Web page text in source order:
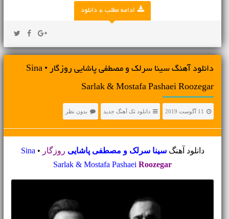
ادامه مطلب + دانلود
دانلود آهنگ سینا سرلک و مصطفی پاشایی روزگار • Sina
Sarlak & Mostafa Pashaei Roozegar
11 آگوست 2019 دانلود تک آهنگ جدید بدون نظر
دانلود آهنگ سینا سرلک و مصطفی پاشایی روزگار •
Sina
Sarlak & Mostafa Pashaei Roozegar